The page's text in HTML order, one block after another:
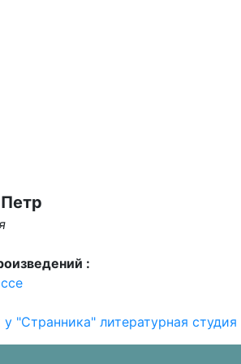
:
"Странника" литературная студия